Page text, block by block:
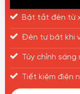
Bật tắt đèn từ
Đèn tự bật khi
Tùy chỉnh sáng
Tiết kiệm điện